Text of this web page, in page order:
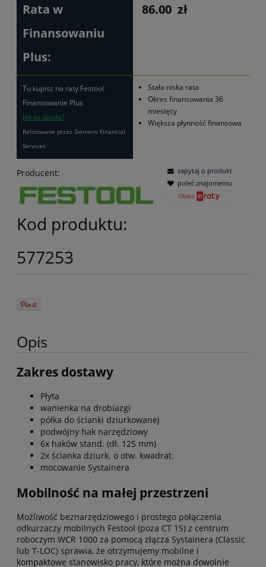
Rata w
Finansowaniu
Plus:
86.00 zł
Tu kupisz na raty Festool
Finansowanie Plus
Jak to działa?
Relizowane przez Siemens Financial
Services
Stała niska rata
Okres finansowania 36
miesięcy
Większa płynność finansowa
Producent:
Kod produktu:
577253
zapytaj o produkt
poleć znajomemu
Opis
Zakres dostawy
Płyta
wanienka na drobiazgi
półka do ścianki dziurkowanej
podwójny hak narzędziowy
6x haków stand. (dł. 125 mm)
2x ścianka dziurk. o otw. kwadrat.
mocowanie Systainera
Mobilność na małej przestrzeni
Możliwość beznarzędziowego i prostego połączenia
odkurzaczy mobilnych Festool (poza CT 15) z centrum
roboczym WCR 1000 za pomocą złącza Systainera (Classic
lub T-LOC) sprawia, że otrzymujemy mobilne i
kompaktowe stanowisko pracy, które można dowolnie